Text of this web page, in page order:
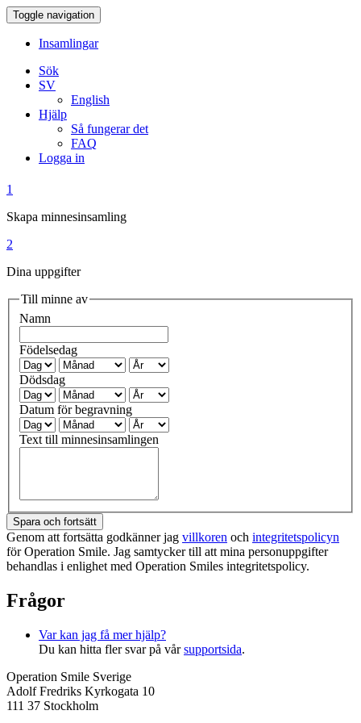
Toggle navigation
Insamlingar
Sök
SV
English
Hjälp
Så fungerar det
FAQ
Logga in
1
Skapa minnesinsamling
2
Dina uppgifter
Till minne av
Namn
Födelsedag
Dödsdag
Datum för begravning
Text till minnesinsamlingen
Spara och fortsätt
Genom att fortsätta godkänner jag villkoren och integritetspolicyn
för Operation Smile. Jag samtycker till att mina personuppgifter
behandlas i enlighet med Operation Smiles integritetspolicy.
Frågor
Var kan jag få mer hjälp?
Du kan hitta fler svar på vårsupportsida.
Operation Smile Sverige
Adolf Fredriks Kyrkogata 10
111 37 Stockholm